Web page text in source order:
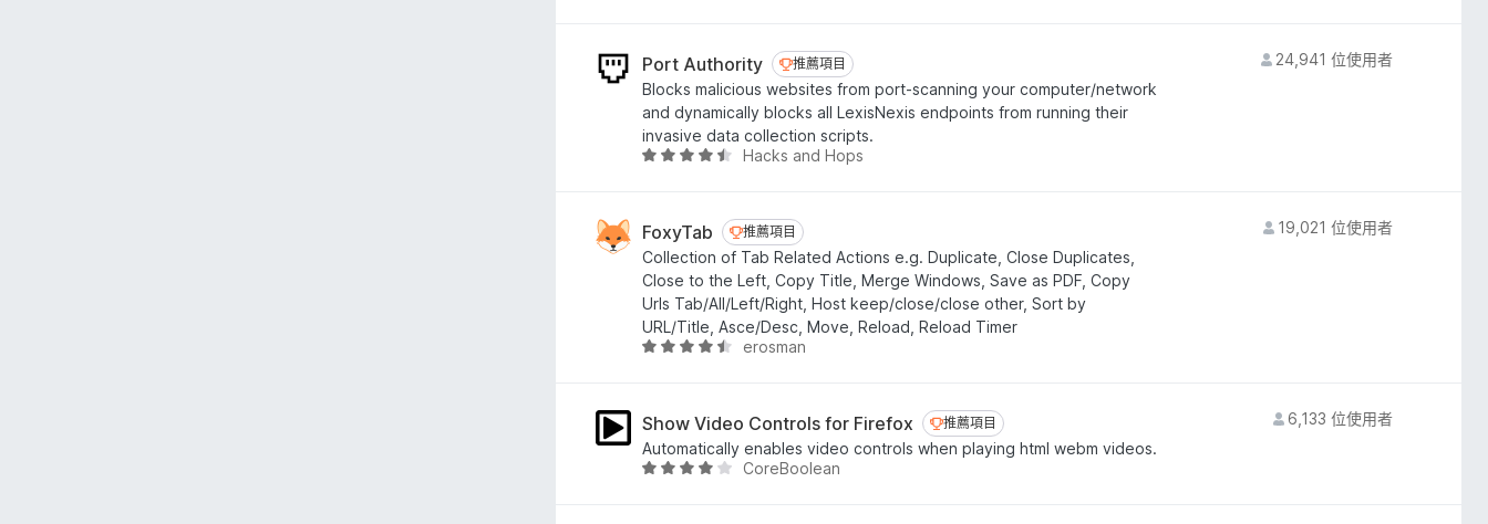
5
分
.
3
分
，
滿
分
Port Authority 推薦項目
推薦項目
Blocks malicious websites from port-scanning your computer/network
and dynamically blocks all LexisNexis endpoints from running their
invasive data collection scripts.
評
.
6
分
，
滿
分
Hacks and Hops
24,941 位使用者
FoxyTab 推薦項目
推薦項目
Collection of Tab Related Actions e.g. Duplicate, Close Duplicates,
Close to the Left, Copy Title, Merge Windows, Save as PDF, Copy
Urls Tab/All/Left/Right, Host keep/close/close other, Sort by
URL/Title, Asce/Desc, Move, Reload, Reload Timer
評
.
6
分
erosman
19,021 位使用者
Show Video Controls for Firefox 推薦項目
推薦項目
Automatically enables video controls when playing html webm videos.
評
CoreBoolean
6,133 位使用者